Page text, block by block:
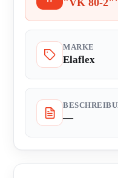
"VK 80-
MARKE
Elaflex
—